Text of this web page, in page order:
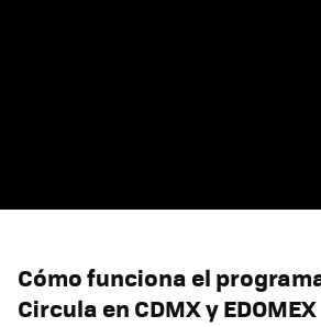
Cómo funciona el
Circula en CDMX y EDOMEX